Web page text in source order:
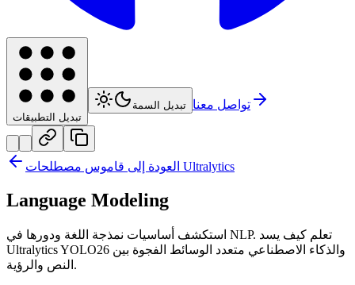
تبديل التطبيقات
تبديل السمة تواصل معنا
العودة إلى قاموس مصطلحات Ultralytics
Language Modeling
استكشف أساسيات نمذجة اللغة ودورها في NLP. تعلم كيف يسد
Ultralytics YOLO26 والذكاء الاصطناعي متعدد الوسائط الفجوة بين
النص والرؤية.